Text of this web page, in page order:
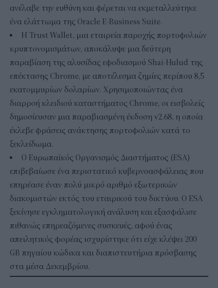
ανέλαβε την ευθύνη και φέρεται να εκμεταλλεύτηκε
ένα ελάττωμα της Oracle E-Business Suite.
Η Trust Wallet, μια εταιρεία παροχής πορτοφολιών
κρυπτονομισμάτων, αποκάλυψε μια δεύτερη
παραβίαση της αλυσίδας εφοδιασμού Shai-Hulud της
επέκτασης Chrome, με αποτέλεσμα ζημίες περίπου 8,5
εκατομμυρίων δολαρίων. Χρησιμοποιώντας ένα
διαρροή κλειδιού καταστήματος Chrome, οι εισβολείς
δημοσίευσαν μια παραβιασμένη έκδοση v2.68, η οποία
έκλεβε φράσεις ανάκτησης πορτοφολιών κατά το
ξεκλείδωμα.
Ο Ευρωπαϊκός Οργανισμός Διαστήματος (ESA)
επιβεβαίωσε ένα περιστατικό κυβερνοασφάλειας που
επηρέασε έναν πολύ μικρό αριθμό εξωτερικών
διακομιστών εκτός του εταιρικού του δικτύου. Ο ESA
ξεκίνησε εγκληματολογική ανάλυση και εξασφάλισε
πιθανώς επηρεαζόμενες συσκευές, αφού ένας
απειλητικός φορέας ισχυρίστηκε ότι είχε κλέψει 200
GB πηγαίου κώδικα και διαπιστευτήρια πρόσβασης
στα μέσα Δεκεμβρίου.